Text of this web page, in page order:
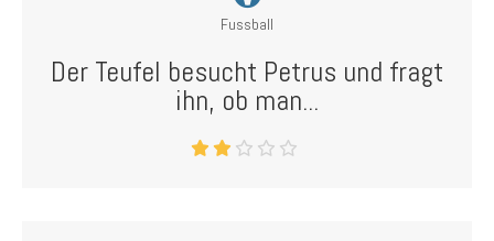
Fussball
Der Teufel besucht Petrus und fragt
ihn, ob man...